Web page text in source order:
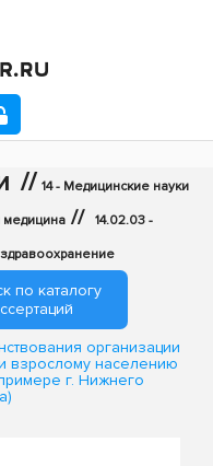
// 14 - Медицинские науки
медицина // 14.02.03 -
по каталогу
организации
взрослому населению
г. Нижнего